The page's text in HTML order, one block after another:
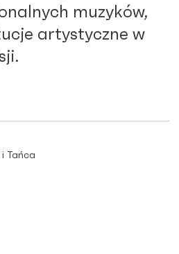
muzyków,
artystyczne w
Tańca